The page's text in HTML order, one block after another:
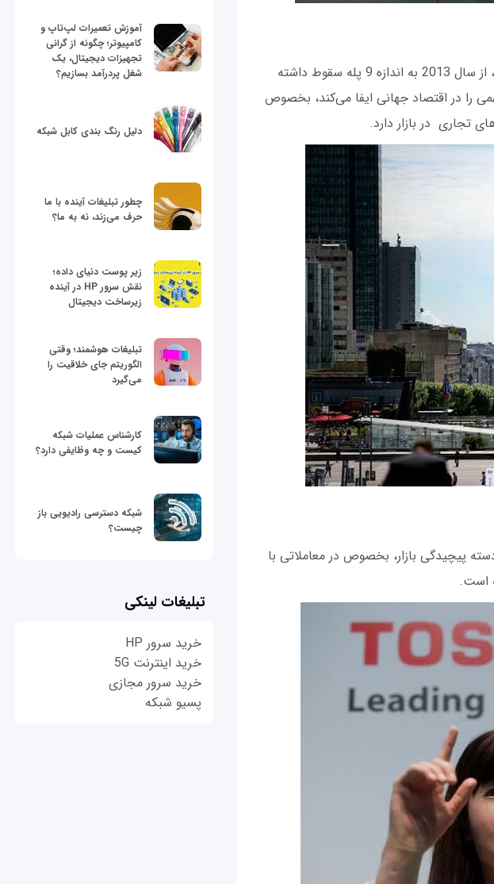
این منطقه بیشتر به دلیل کاهش ثبت اختراع و نمرات تحصیلی، از سال 2013 به اندازه 9 پله سقوط داشته
را در اقتصاد جهانی ایفا می‌کند، بخصوص
تجاری در بازار دارد.
پیچیدگی بازار، بخصوص در معاملاتی با
آموزش تعمیرات لپ‌تاپ و
کامپیوتر؛ چگونه از گرانی
تجهیزات دیجیتال، یک
شغل پردرآمد بسازیم؟
دلیل رنگ بندی کابل شبکه
چطور تبلیغات آینده با ما
حرف می‌زند، نه به ما؟
زیر پوست دنیای داده؛
نقش سرور HP در آینده
زیرساخت دیجیتال
تبلیغات هوشمند؛ وقتی
الگوریتم جای خلاقیت را
می‌گیرد
کارشناس عملیات شبکه
کیست و چه وظایفی دارد؟
شبکه دسترسی رادیویی باز
چیست؟
تبلیغات لینکی
خرید سرور HP
خرید اینترنت 5G
خرید سرور مجازی
پسیو شبکه